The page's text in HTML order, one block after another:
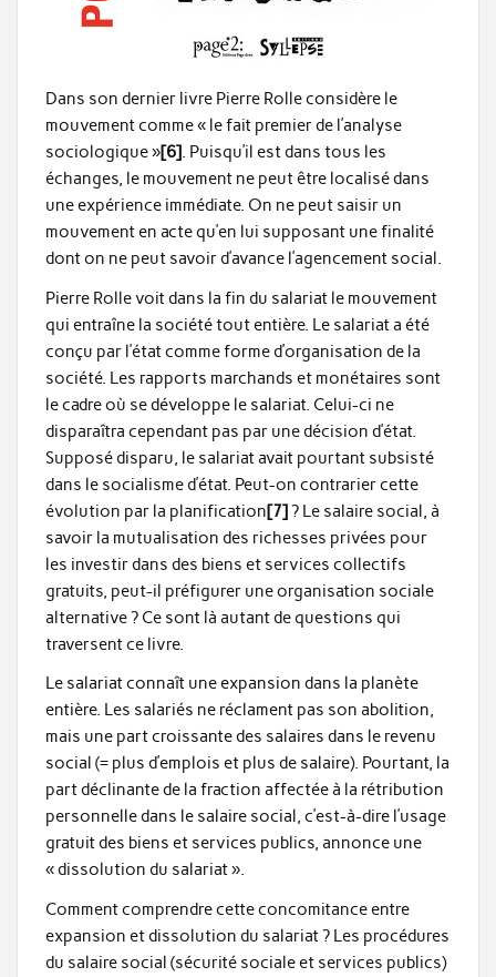
Dans son dernier livre Pierre Rolle considère le
mouvement comme « le fait premier de l’analyse
sociologique »[6]. Puisqu’il est dans tous les
échanges, le mouvement ne peut être localisé dans
une expérience immédiate. On ne peut saisir un
mouvement en acte qu’en lui supposant une finalité
dont on ne peut savoir d’avance l’agencement social.
Pierre Rolle voit dans la fin du salariat le mouvement
qui entraîne la société tout entière. Le salariat a été
conçu par l’état comme forme d’organisation de la
société. Les rapports marchands et monétaires sont
le cadre où se développe le salariat. Celui-ci ne
disparaîtra cependant pas par une décision d’état.
Supposé disparu, le salariat avait pourtant subsisté
dans le socialisme d’état. Peut-on contrarier cette
évolution par la planification[7]? Le salaire social, à
savoir la mutualisation des richesses privées pour
les investir dans des biens et services collectifs
gratuits, peut-il préfigurer une organisation sociale
alternative ? Ce sont là autant de questions qui
traversent ce livre.
Le salariat connaît une expansion dans la planète
entière. Les salariés ne réclament pas son abolition,
mais une part croissante des salaires dans le revenu
social (= plus d’emplois et plus de salaire). Pourtant, la
part déclinante de la fraction affectée à la rétribution
personnelle dans le salaire social, c’est-à-dire l’usage
gratuit des biens et services publics, annonce une
« dissolution du salariat ».
Comment comprendre cette concomitance entre
expansion et dissolution du salariat ? Les procédures
du salaire social (sécurité sociale et services publics)